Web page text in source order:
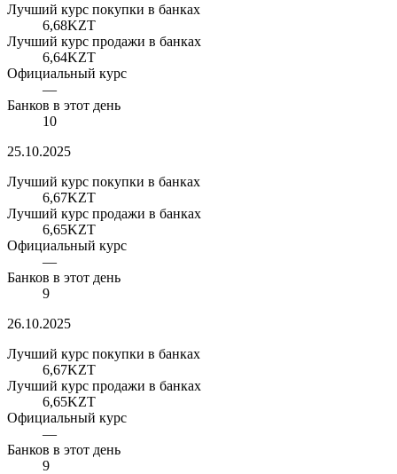
Лучший курс покупки в банках
6,68KZT
Лучший курс продажи в банках
6,64KZT
Официальный курс
—
Банков в этот день
10
25.10.2025
Лучший курс покупки в банках
6,67KZT
Лучший курс продажи в банках
6,65KZT
Официальный курс
—
Банков в этот день
9
26.10.2025
Лучший курс покупки в банках
6,67KZT
Лучший курс продажи в банках
6,65KZT
Официальный курс
—
Банков в этот день
9